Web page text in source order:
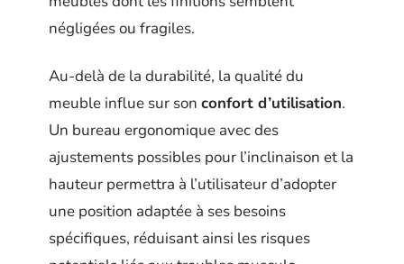
négligées ou fragiles.
Au-delà de la durabilité, la qualité du
meuble influe sur son confort d’utilisation.
Un bureau ergonomique avec des
ajustements possibles pour l’inclinaison et la
hauteur permettra à l’utilisateur d’adopter
une position adaptée à ses besoins
spécifiques, réduisant ainsi les risques